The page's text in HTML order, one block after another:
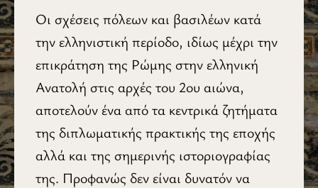
Οι σχέσεις πόλεων και βασιλέων κατά
την ελληνιστική περίοδο, ιδίως μέχρι την
επικράτηση της Ρώμης στην ελληνική
Ανατολή στις αρχές του 2ου αιώνα,
αποτελούν ένα από τα κεντρικά ζητήματα
της διπλωματικής πρακτικής της εποχής
αλλά και της σημερινής ιστοριογραφίας
της. Προφανώς δεν είναι δυνατόν να